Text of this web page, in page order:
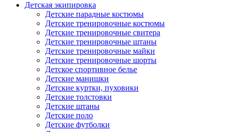
Детская экипировка
Детские парадные костюмы
Детские тренировочные костюмы
Детские тренировочные свитера
Детские тренировочные штаны
Детские тренировочные майки
Детские тренировочные шорты
Детское спортивное белье
Детские манишки
Детские куртки, пуховики
Детские толстовки
Детские штаны
Детские поло
Детские футболки